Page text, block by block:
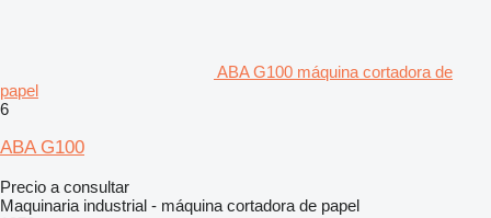
ABA G100 máquina cortadora de
papel
6
ABA G100
Precio a consultar
Maquinaria industrial - máquina cortadora de papel